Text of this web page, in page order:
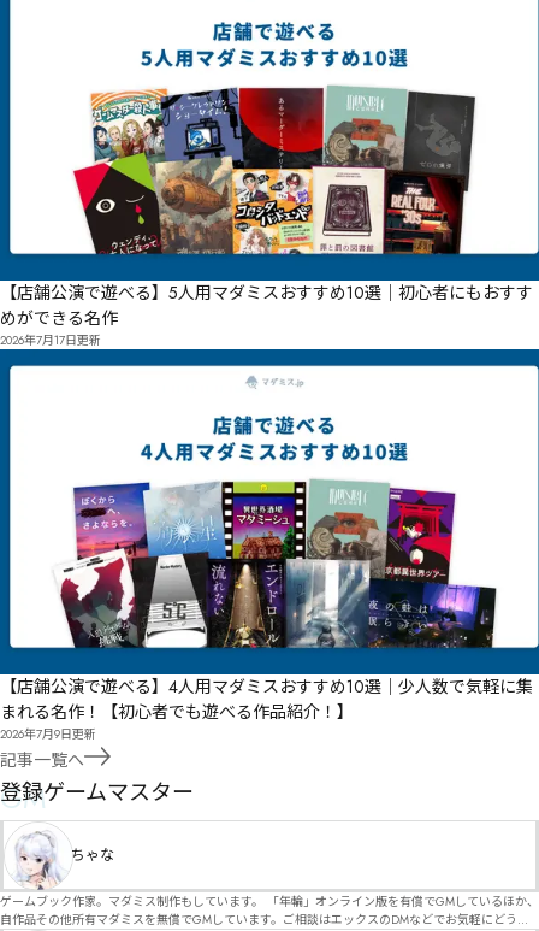
【店舗公演で遊べる】5人用マダミスおすすめ10選｜初心者にもおすす
めができる名作
2026年7月17日更新
【店舗公演で遊べる】4人用マダミスおすすめ10選｜少人数で気軽に集
まれる名作！【初心者でも遊べる作品紹介！】
2026年7月9日更新
記事一覧へ
GM
登録ゲームマスター
ちゃな
ゲームブック作家。マダミス制作もしています。 「年輪」オンライン版を有償でGMしているほか、
自作品その他所有マダミスを無償でGMしています。ご相談はエックスのDMなどでお気軽にどう